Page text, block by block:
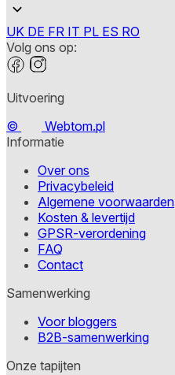
UK DE FR IT PL ES RO
Volg ons op:
Uitvoering
©
Webtom.pl
Informatie
Over ons
Privacybeleid
Algemene voorwaarden
Kosten & levertijd
GPSR-verordening
FAQ
Contact
Samenwerking
Voor bloggers
B2B-samenwerking
Onze tapijten